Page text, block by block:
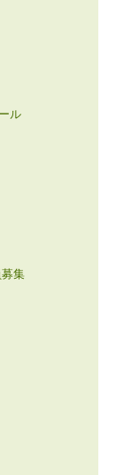
ル
集